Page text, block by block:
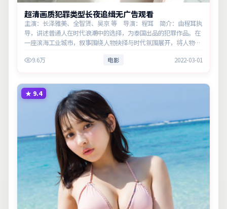
超清画质犯罪类型长夜追缉无广告观看
主演：长泽雅美、全智贤、吴京 等 导演：程耳 简介：由程耳执
导，讲述普通人在时代浪潮中的选择，为泰国出品的犯罪作品。在
一座滨海工业城市，叙事围绕人物抉择与时代氛围展开，将人物推
与现实意义…
9.6万 电影 2022-03-01
★ 9.4